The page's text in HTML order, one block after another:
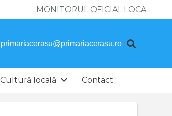
MONITORUL OFICIAL LOCAL
primariacerasu@primariacerasu.ro
Cultură locală Contact